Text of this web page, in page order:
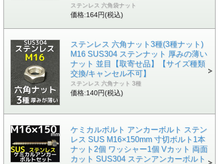
ステンレス 六角袋ナット
価格:164円(税込)
ステンレス 六角ナット3種(3種ナット)
M16 SUS304 ステンナット 厚みの薄い
ナット 並目【取寄せ品】【サイズ種類
交換/キャンセル不可】
ステンレス 六角ナット 3種
価格:140円(税込)
ケミカルボルト アンカーボルト ステン
レス SUS M16×150mm 寸切ボルト1本
ナット2個 ワッシャー1個 Vカット 両面
カット SUS304 ステンアンカーボルト